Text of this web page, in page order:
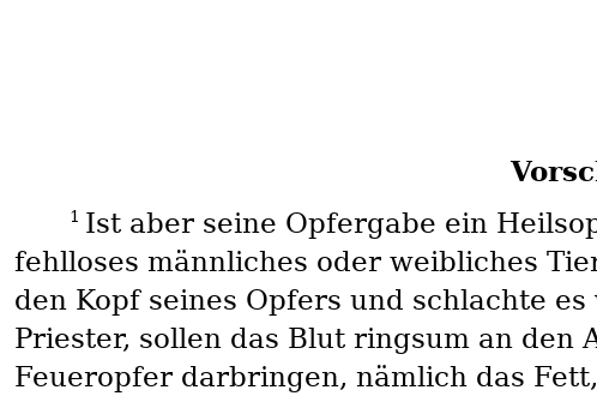
1 Ist aber seine Opfergabe ein
fehlloses männliches oder weibliches
den Kopf seines Opfers und schlachte
Priester, sollen das Blut ringsum an den
Feueropfer darbringen, nämlich das